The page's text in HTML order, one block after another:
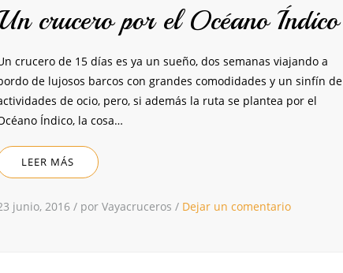
crucero por el Océano Índico
crucero de 15 días es ya un sueño, dos semanas viajando a
de lujosos barcos con grandes comodidades y un sinfín de
de ocio, pero, si además la ruta se plantea por el
Índico, la cosa…
LEER MÁS
junio, 2016 / por Vayacruceros / Dejar un comentario